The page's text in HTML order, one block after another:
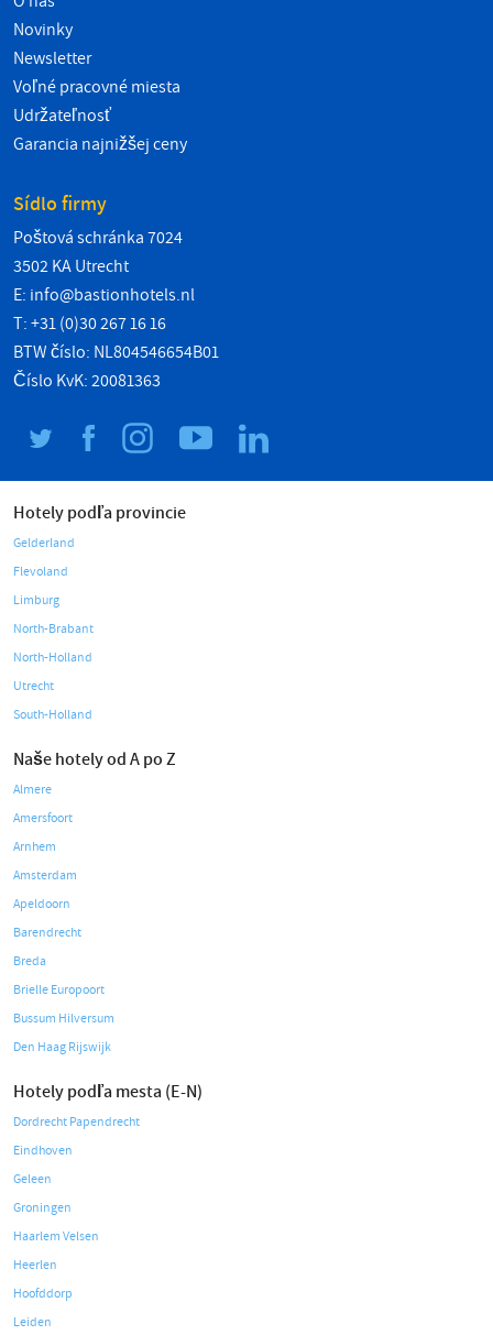
Novinky
Newsletter
Voľné pracovné miesta
Udržateľnosť
Garancia najnižšej ceny
Sídlo firmy
Poštová schránka 7024
3502 KA Utrecht
E: info@bastionhotels.nl
T: +31 (0)30 267 16 16
BTW číslo: NL804546654B01
Číslo KvK: 20081363
Hotely podľa provincie
Gelderland
Flevoland
Limburg
North-Brabant
North-Holland
Utrecht
South-Holland
Naše hotely od A po Z
Almere
Amersfoort
Arnhem
Amsterdam
Apeldoorn
Barendrecht
Breda
Brielle Europoort
Bussum Hilversum
Den Haag Rijswijk
Hotely podľa mesta (E-N)
Dordrecht Papendrecht
Eindhoven
Geleen
Groningen
Haarlem Velsen
Heerlen
Hoofddorp
Leiden